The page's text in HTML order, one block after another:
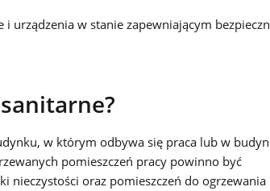
urządzenia w stanie zapewniającym
w którym odbywa się praca lub w
pomieszczeń pracy powinno być
nieczystości oraz pomieszczeń do ogrzewania